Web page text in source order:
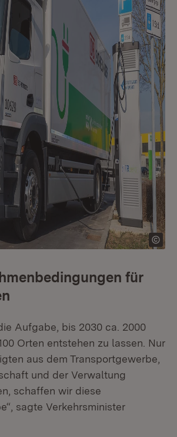
für
Aufgabe, bis 2030 ca. 2000
Orten entstehen zu lassen. Nur
aus dem Transportgewerbe,
und der Verwaltung
schaffen wir diese
sagte Verkehrsminister